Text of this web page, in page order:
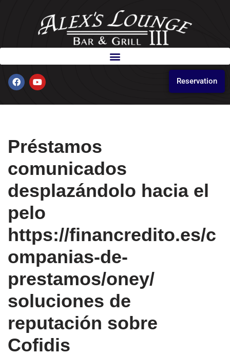
Reservation
Préstamos
comunicados
desplazándolo hacia el
pelo
https://financredito.es/c
ompanias-de-
prestamos/oney/
soluciones de
reputación sobre
Cofidis